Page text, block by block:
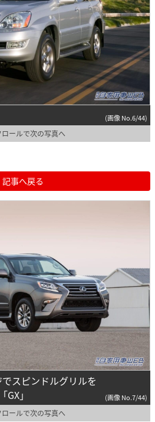
(画像 No.6/44)
ールで次の写真へ
記事へ戻る
スピンドルグリルを
」
(画像 No.7/44)
ールで次の写真へ